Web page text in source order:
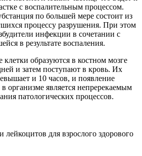
с воспалительным процессом.
по большей мере состоит из
процессу разрушения. При этом
инфекции в сочетании с
в результате воспаления.
образуются в костном мозге
и затем поступают в кровь. Их
и 10 часов, и появление
организме является непререкаемым
патологических процессов.
лейкоцитов для взрослого здорового